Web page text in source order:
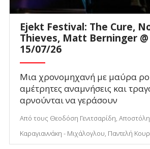
Ejekt Festival: The Cure,
Thieves, Matt Berninger
15/07/26
Μια χρονομηχανή με μαύρα
αμέτρητες αναμνήσεις και
αρνούνται να γεράσουν
Από τους Θεοδόση Γενιτσαρίδη,
Καραγιαννάκη - Μιχάλογλου, Παντελή